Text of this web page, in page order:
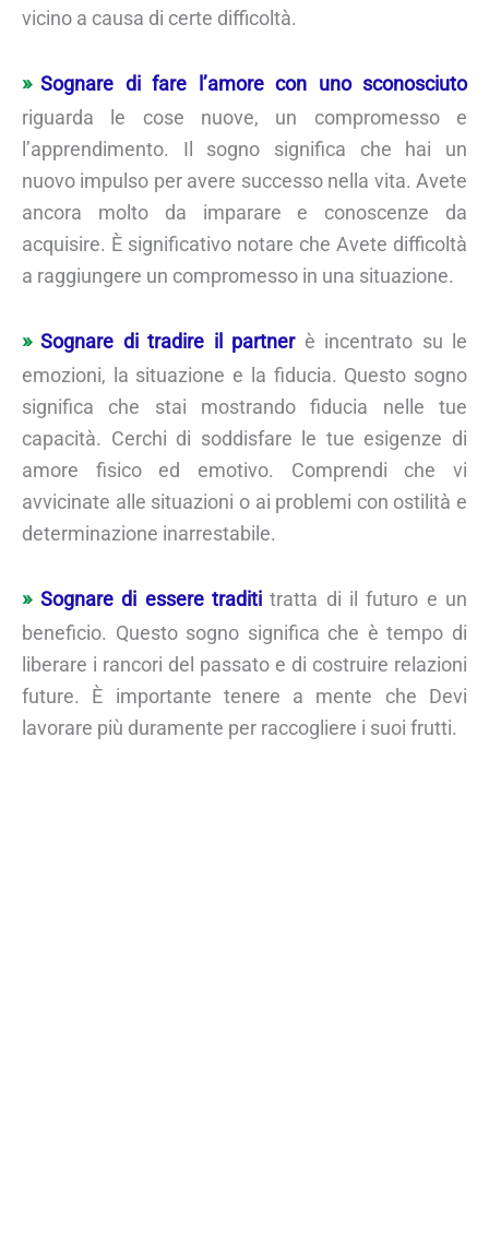
vicino a causa di certe difficoltà.
Sognare di fare l’amore con uno sconosciuto
riguarda le cose nuove, un compromesso e
l’apprendimento. Il sogno significa che hai un
nuovo impulso per avere successo nella vita. Avete
ancora molto da imparare e conoscenze da
acquisire. È significativo notare che Avete difficoltà
a raggiungere un compromesso in una situazione.
Sognare di tradire il partnerè incentrato su le
emozioni, la situazione e la fiducia. Questo sogno
significa che stai mostrando fiducia nelle tue
capacità. Cerchi di soddisfare le tue esigenze di
amore fisico ed emotivo. Comprendi che vi
avvicinate alle situazioni o ai problemi con ostilità e
determinazione inarrestabile.
Sognare di essere traditi tratta di il futuro e un
beneficio. Questo sogno significa che è tempo di
liberare i rancori del passato e di costruire relazioni
future. È importante tenere a mente che Devi
lavorare più duramente per raccogliere i suoi frutti.